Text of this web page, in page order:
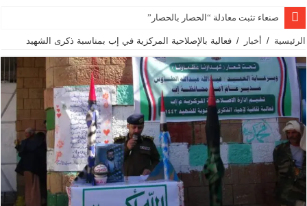
صنعاء تثبت معادلة “الحصار بالحصار”
الرئيسية / أخبار / فعالية بالإصلاحية المركزية في إب بمناسبة ذكرى الشهيد